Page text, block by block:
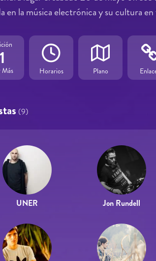
en la música electrónica y su cultura
1
Más Horarios Plano
(9)
UNER Jon Rundell